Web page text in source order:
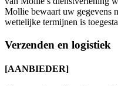
Mollie bewaart uw gegevens
wettelijke termijnen is
Verzenden en logistiek
[AANBIEDER]